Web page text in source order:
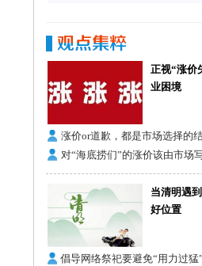
正视“涨价
业困境
涨价or道歉，都是市场选择的
对“海底捞们”的涨价该由市场
当清明遇
好位置
倡导网络祭祀要避免“用力过猛”